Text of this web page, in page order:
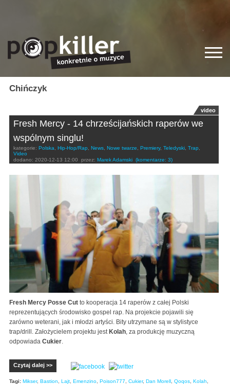
Chińczyk
video
Fresh Mercy - 14 chrześcijańskich raperów we
wspólnym singlu!
kategorie: Polska, Hip-Hop/Rap, News, Nowe twarze, Premiery, Teledyski, Trap,
Video
dodano: 2020-12-13 12:00 przez: Marek Adamski (komentarze: 3)
Fresh Mercy Posse Cut to kooperacja 14 raperów z całej Polski
reprezentujących środowisko gospel rap. Na projekcie pojawili się
zarówno weterani, jak i młodzi artyści. Bity utrzymane są w stylistyce
trap/drill. Założycielem projektu jest Kolah, za produkcję muzyczną
odpowiada Cukier.
Czytaj dalej >>
Tagi: Mikser, Bastion Lajt Emenzino Poison777 Cukier, Dan Morell Qoqos Kolah